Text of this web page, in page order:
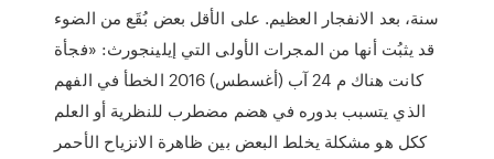
سنة، بعد الانفجار العظيم. على الأقل بعض بُقَع من الضوء
قد يثبُت أنها من المجرات الأولى التي إيلينجورث: «فجأة
كانت هناك م 24 آب (أغسطس) 2016 الخطأ في الفهم
الذي يتسبب بدوره في هضم مضطرب للنظرية أو العلم
ككل هو مشكلة يخلط البعض بين ظاهرة الانزياح الأحمر